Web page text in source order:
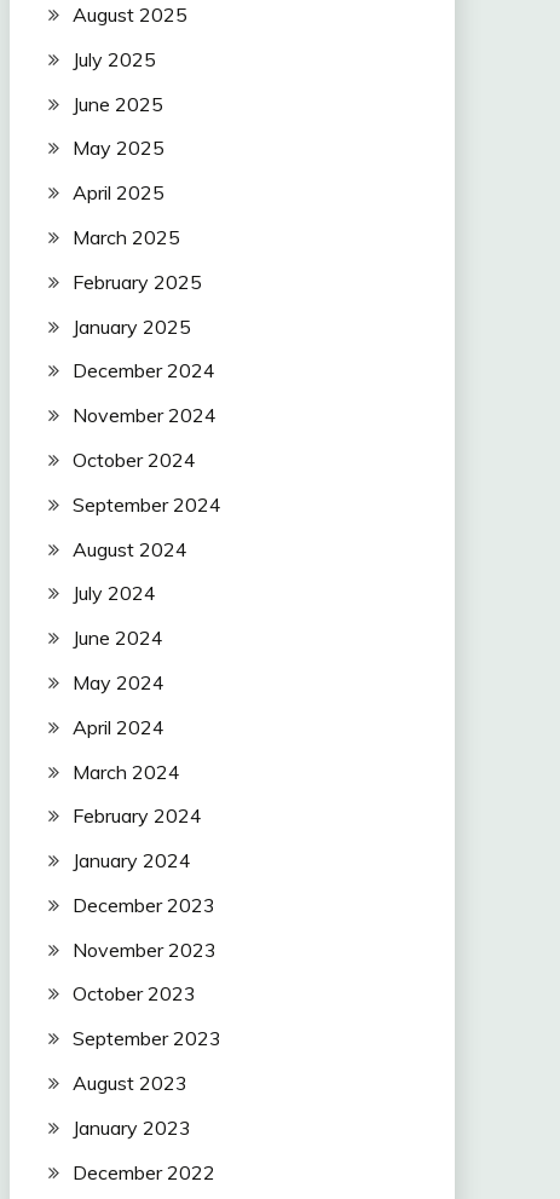
August 2025
July 2025
June 2025
May 2025
April 2025
March 2025
February 2025
January 2025
December 2024
November 2024
October 2024
September 2024
August 2024
July 2024
June 2024
May 2024
April 2024
March 2024
February 2024
January 2024
December 2023
November 2023
October 2023
September 2023
August 2023
January 2023
December 2022